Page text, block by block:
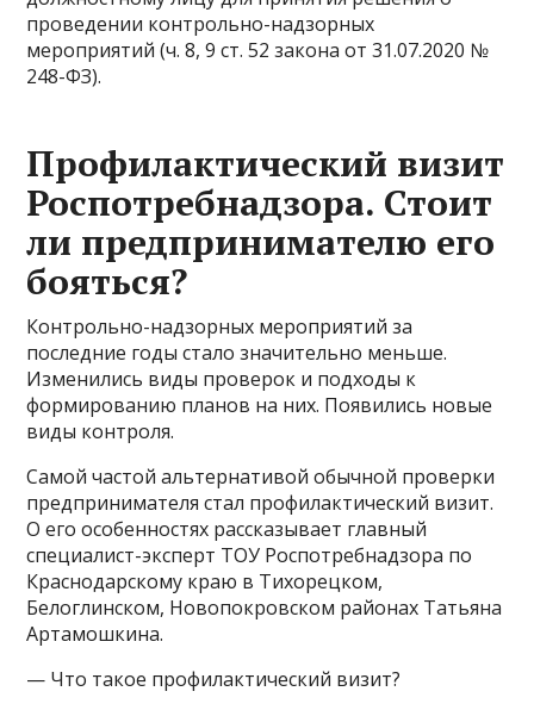
проведении контрольно-надзорных
мероприятий (ч. 8, 9 ст. 52 закона от 31.07.2020 №
248-ФЗ).
Профилактический визит
Роспотребнадзора. Стоит
ли предпринимателю его
бояться?
Контрольно-надзорных мероприятий за
последние годы стало значительно меньше.
Изменились виды проверок и подходы к
формированию планов на них. Появились новые
виды контроля.
Самой частой альтернативой обычной проверки
предпринимателя стал профилактический визит.
О его особенностях рассказывает главный
специалист-эксперт ТОУ Роспотребнадзора по
Краснодарскому краю в Тихорецком,
Белоглинском, Новопокровском районах Татьяна
Артамошкина.
— Что такое профилактический визит?